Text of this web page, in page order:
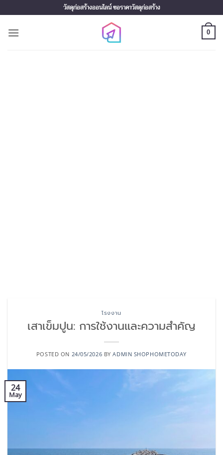
to
content
วัสดุก่อสร้างออนไลน์ ขอราคาวัสดุก่อสร้าง
0
โรงงาน
เสาเข็มปูน: การใช้งานและความสำคัญ
POSTED ON 24/05/2026 BYADMIN SHOPHOMETODAY
24
May